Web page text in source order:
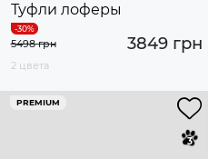
Туфли лоферы
3849 грн
5498 грн
2 цвета
PREMIUM